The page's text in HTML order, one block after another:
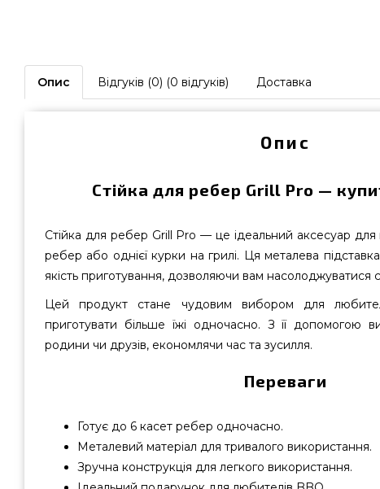
Опис Відгуків (0) (0 відгуків) Доставка
Опис
Стійка для ребер Grill Pro —
Стійка для ребер Grill Pro — це ідеальний аксесуар
ребер або однієї курки на грилі. Ця металевa
якість приготування, дозволяючи вам насолоджуватися
Цей продукт стане чудовим вибором для
приготувати більше їжі одночасно. З її допомогою
родини чи друзів, економлячи час та зусилля.
Переваги
Готує до 6 касет ребер одночасно.
Металевий матеріал для тривалого використання.
Зручна конструкція для легкого використання.